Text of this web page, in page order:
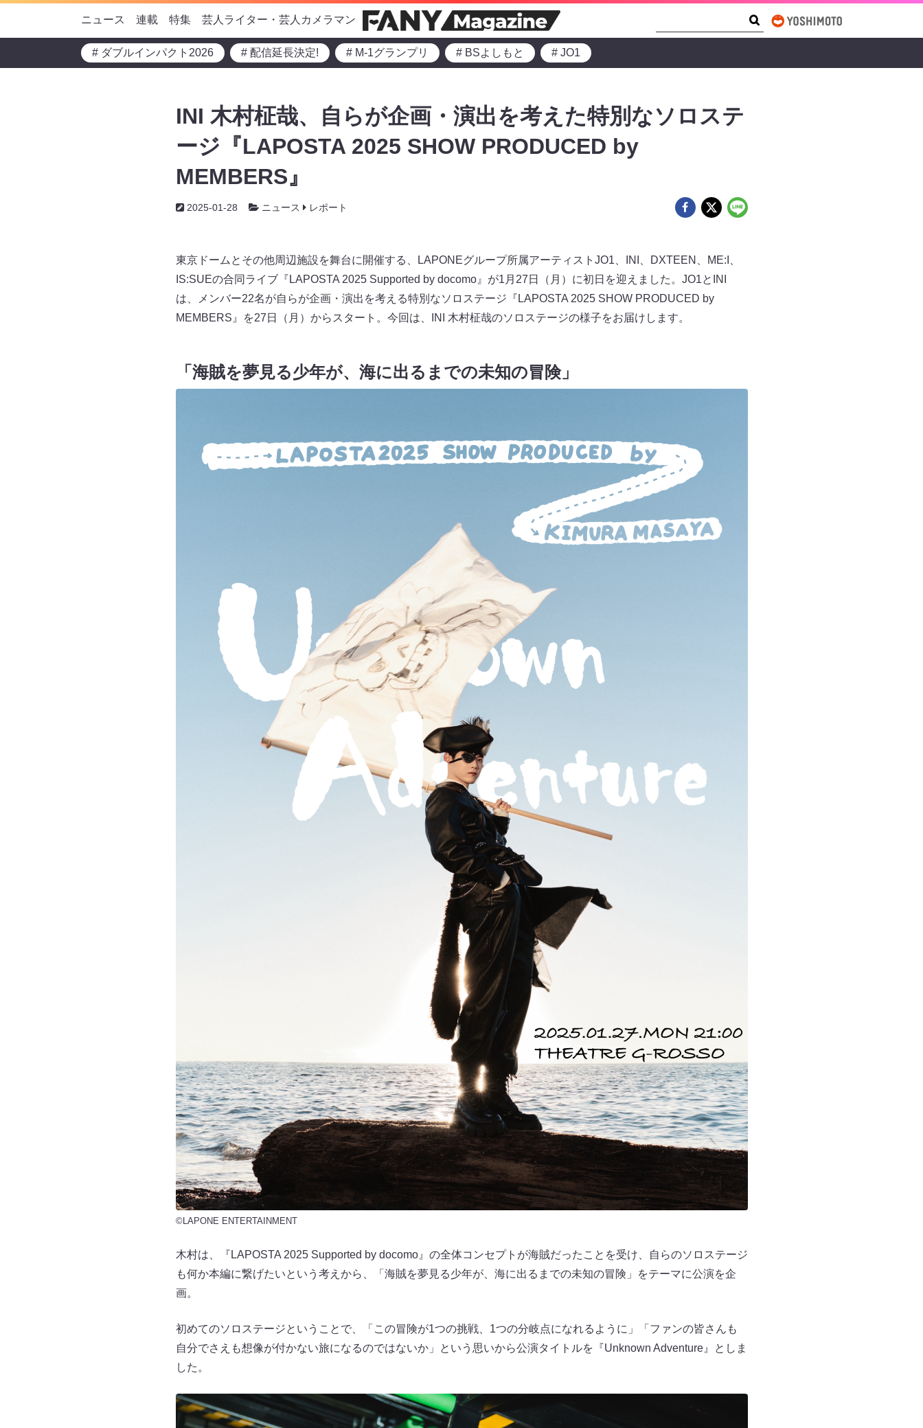
ニュース 連載 特集 芸人ライター・芸人カメラマン
# ダブルインパクト2026 # 配信延長決定! # M-1グランプリ # BSよしもと # JO1
INI 木村柾哉、自らが企画・演出を考えた特別なソロステ
ージ『LAPOSTA 2025 SHOW PRODUCED by
MEMBERS』
2025-01-28 ニュース レポート
東京ドームとその他周辺施設を舞台に開催する、LAPONEグループ所属アーティストJO1、INI、DXTEEN、ME:I、
IS:SUEの合同ライブ『LAPOSTA 2025 Supported by docomo』が1月27日（月）に初日を迎えました。JO1とINI
は、メンバー22名が自らが企画・演出を考える特別なソロステージ『LAPOSTA 2025 SHOW PRODUCED by
MEMBERS』を27日（月）からスタート。今回は、INI 木村柾哉のソロステージの様子をお届けします。
「海賊を夢見る少年が、海に出るまでの未知の冒険」
©LAPONE ENTERTAINMENT
木村は、『LAPOSTA 2025 Supported by docomo』の全体コンセプトが海賊だったことを受け、自らのソロステージ
も何か本編に繋げたいという考えから、「海賊を夢見る少年が、海に出るまでの未知の冒険」をテーマに公演を企
画。
初めてのソロステージということで、「この冒険が1つの挑戦、1つの分岐点になれるように」「ファンの皆さんも
自分でさえも想像が付かない旅になるのではないか」という思いから公演タイトルを『Unknown Adventure』としま
した。